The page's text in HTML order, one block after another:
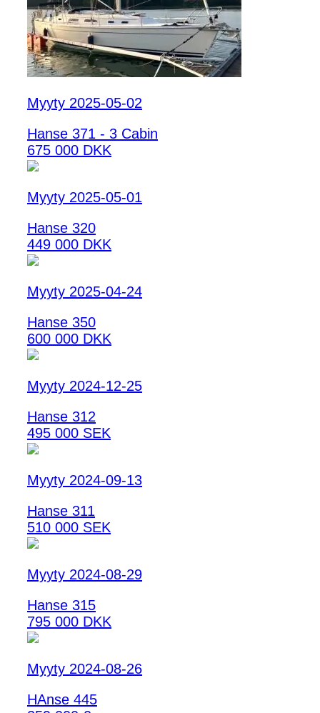
Myyty 2025-05-02
Hanse 371 - 3 Cabin
675 000 DKK
Myyty 2025-05-01
Hanse 320
449 000 DKK
Myyty 2025-04-24
Hanse 350
600 000 DKK
Myyty 2024-12-25
Hanse 312
495 000 SEK
Myyty 2024-09-13
Hanse 311
510 000 SEK
Myyty 2024-08-29
Hanse 315
795 000 DKK
Myyty 2024-08-26
HAnse 445